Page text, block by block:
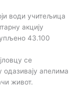
води учитељица
акцију
43.100
се
одазивају апелима
живот.